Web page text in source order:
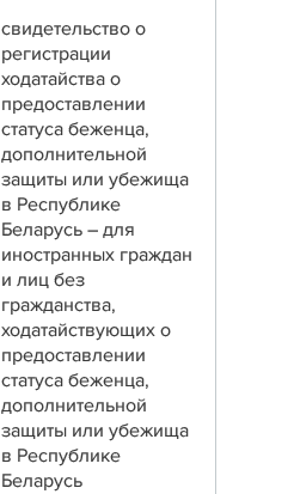
свидетельство о
регистрации
ходатайства о
предоставлении
статуса беженца,
дополнительной
защиты или убежища
в Республике
Беларусь – для
иностранных граждан
и лиц без
гражданства,
ходатайствующих о
предоставлении
статуса беженца,
дополнительной
защиты или убежища
в Республике
Беларусь